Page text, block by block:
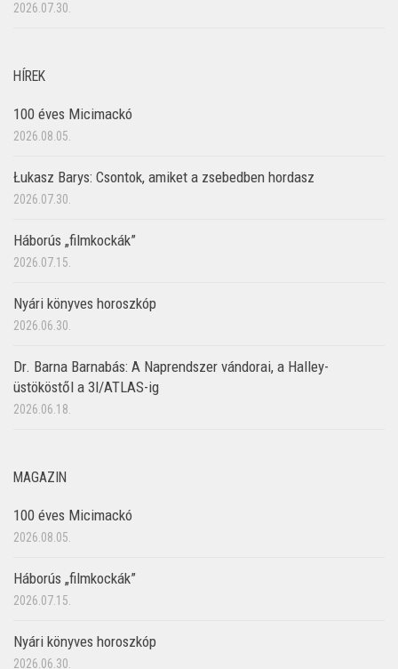
2026.07.30.
HÍREK
100 éves Micimackó
2026.08.05.
Łukasz Barys: Csontok, amiket a zsebedben hordasz
2026.07.30.
Háborús „filmkockák”
2026.07.15.
Nyári könyves horoszkóp
2026.06.30.
Dr. Barna Barnabás: A Naprendszer vándorai, a Halley-
üstököstől a 3I/ATLAS-ig
2026.06.18.
MAGAZIN
100 éves Micimackó
2026.08.05.
Háborús „filmkockák”
2026.07.15.
Nyári könyves horoszkóp
2026.06.30.